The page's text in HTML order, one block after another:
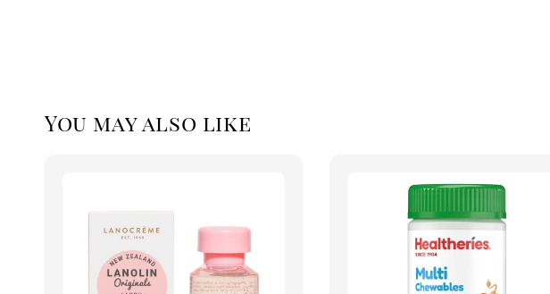
You may also like